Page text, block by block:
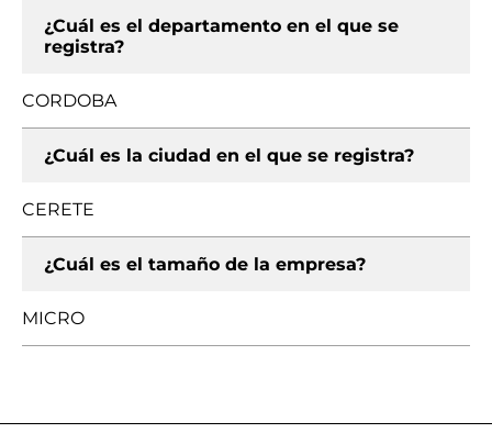
¿Cuál es el departamento en el que se
registra?
CORDOBA
¿Cuál es la ciudad en el que se registra?
CERETE
¿Cuál es el tamaño de la empresa?
MICRO